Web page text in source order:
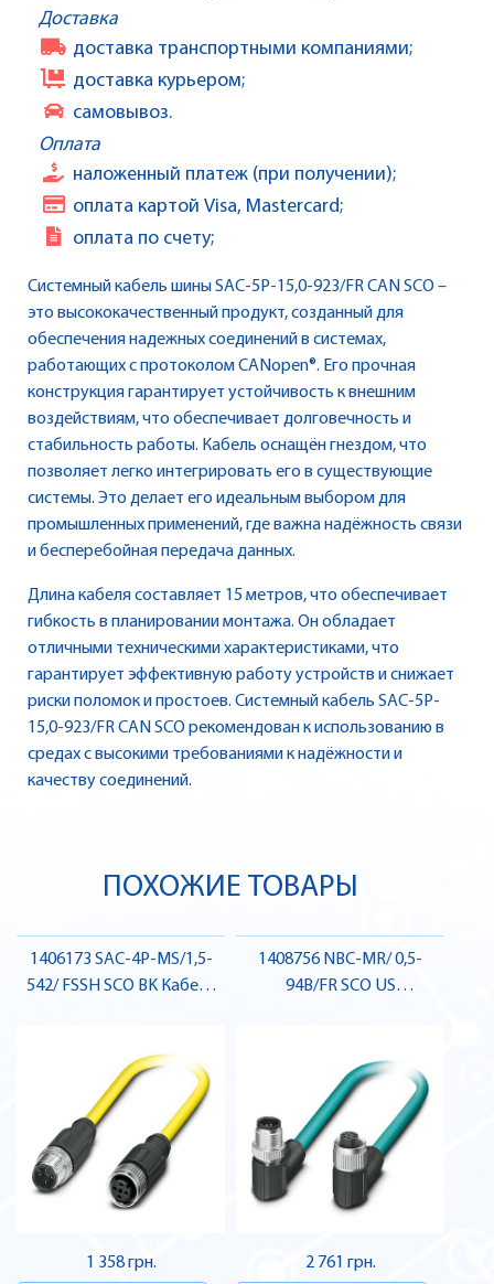
Доставка
доставка транспортными компаниями;
доставка курьером;
самовывоз.
Оплата
наложенный платеж (при получении);
оплата картой Visa, Mastercard;
оплата по счету;
Системный кабель шины SAC-5P-15,0-923/FR CAN SCO –
это высококачественный продукт, созданный для
обеспечения надежных соединений в системах,
работающих с протоколом CANopen®. Его прочная
конструкция гарантирует устойчивость к внешним
воздействиям, что обеспечивает долговечность и
стабильность работы. Кабель оснащён гнездом, что
позволяет легко интегрировать его в существующие
системы. Это делает его идеальным выбором для
промышленных применений, где важна надёжность связи
и бесперебойная передача данных.
Длина кабеля составляет 15 метров, что обеспечивает
гибкость в планировании монтажа. Он обладает
отличными техническими характеристиками, что
гарантирует эффективную работу устройств и снижает
риски поломок и простоев. Системный кабель SAC-5P-
15,0-923/FR CAN SCO рекомендован к использованию в
средах с высокими требованиями к надёжности и
качеству соединений.
ПОХОЖИЕ ТОВАРЫ
1406173 SAC-4P-MS/1,5-
542/ FSSH SCO BK Кабель
1 358 грн.
1408756 NBC-MR/ 0,5-
94B/FR SCO US
2 761 грн.